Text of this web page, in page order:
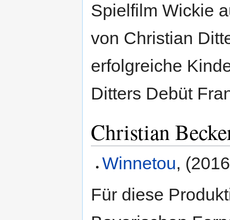
Spielfilm Wickie
von Christian
erfolgreiche
Ditters Debüt
Christian
Winnetou,
Für diese